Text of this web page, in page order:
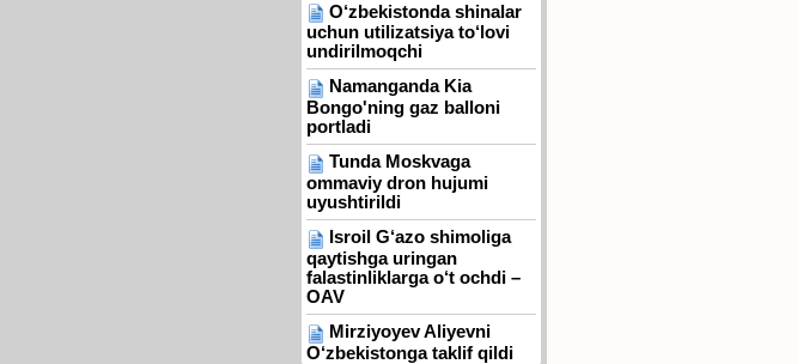
O‘zbekistonda shinalar
uchun utilizatsiya to‘lovi
undirilmoqchi
Namanganda Kia
Bongo'ning gaz balloni
portladi
Tunda Moskvaga
ommaviy dron hujumi
uyushtirildi
Isroil G‘azo shimoliga
qaytishga uringan
falastinliklarga o‘t ochdi –
OAV
Mirziyoyev Aliyevni
O‘zbekistonga taklif qildi